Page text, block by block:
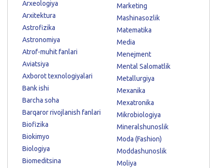
Arxeologiya
Arxitektura
Astrofizika
Astronomiya
Atrof-muhit fanlari
Aviatsiya
Axborot texnologiyalari
Bank ishi
Barcha soha
Barqaror rivojlanish fanlari
Biofizika
Biokimyo
Biologiya
Biomeditsina
Marketing
Mashinasozlik
Matematika
Media
Menejment
Mental Salomatlik
Metallurgiya
Mexanika
Mexatronika
Mikrobiologiya
Mineralshunoslik
Moda (Fashion)
Moddashunoslik
Moliya